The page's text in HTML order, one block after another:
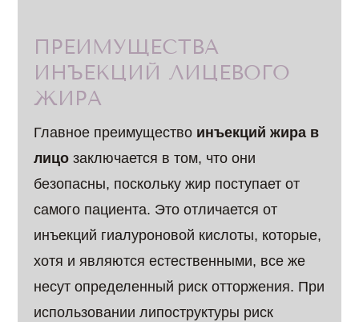
ПРЕИМУЩЕСТВА
ИНЪЕКЦИЙ ЛИЦЕВОГО
ЖИРА
Главное преимущество инъекций жира в
лицо заключается в том, что они
безопасны, поскольку жир поступает от
самого пациента. Это отличается от
инъекций гиалуроновой кислоты, которые,
хотя и являются естественными, все же
несут определенный риск отторжения. При
использовании липоструктуры риск